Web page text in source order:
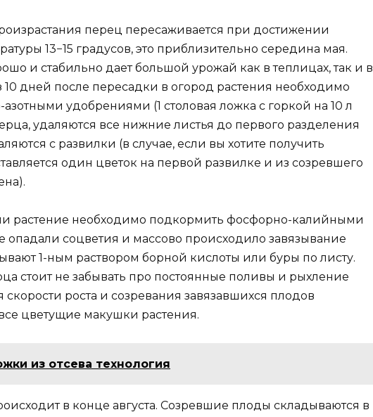
перец пересаживается при достижении
13−15 градусов, это приблизительно середина мая.
и стабильно дает большой урожай как в теплицах, так и в
10 дней после пересадки в огород растения необходимо
удобрениями (1 столовая ложка с горкой на 10 л
удаляются все нижние листья до первого разделения
с развилки (в случае, если вы хотите получить
один цветок на первой развилке и из созревшего
растение необходимо подкормить фосфорно-калийными
соцветия и массово происходило завязывание
1-ным раствором борной кислоты или буры по листу.
стоит не забывать про постоянные поливы и рыхление
роста и созревания завязавшихся плодов
цветущие макушки растения.
из отсева технология
в конце августа. Созревшие плоды складываются в